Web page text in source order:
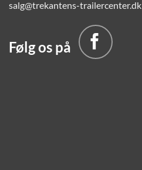
salg@trekantens-trailercenter.dk
Følg os på